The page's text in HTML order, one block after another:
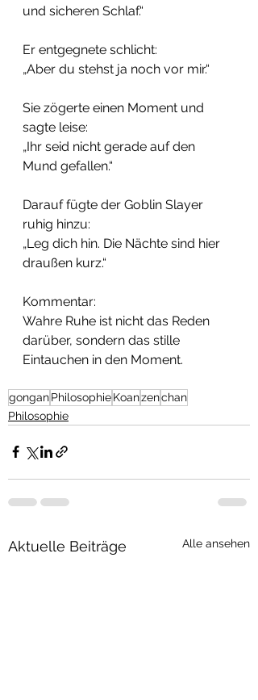
und sicheren Schlaf.“
Er entgegnete schlicht:
„Aber du stehst ja noch vor mir.“
Sie zögerte einen Moment und
sagte leise:
„Ihr seid nicht gerade auf den
Mund gefallen.“
Darauf fügte der Goblin Slayer
ruhig hinzu:
„Leg dich hin. Die Nächte sind hier
draußen kurz.“
Kommentar:
Wahre Ruhe ist nicht das Reden
darüber, sondern das stille
Eintauchen in den Moment.
gonganPhilosophieKoanzenchan
Philosophie
Aktuelle Beiträge Alle ansehen